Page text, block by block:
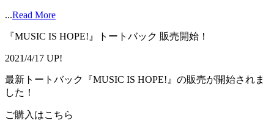
...Read More
『MUSIC IS HOPE!』トートバック 販売開始！
2021/4/17 UP!
最新トートバック『MUSIC IS HOPE!』の販売が開始されま
した！
ご購入はこちら